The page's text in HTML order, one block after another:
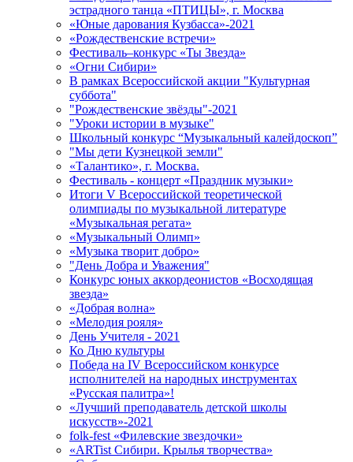
эстрадного танца «ПТИЦЫ», г. Москва
«Юные дарования Кузбасса»-2021
«Рождественские встречи»
Фестиваль–конкурс «Ты Звезда»
«Огни Сибири»
В рамках Всероссийской акции "Культурная
суббота"
"Рождественские звёзды"-2021
"Уроки истории в музыке"
Школьный конкурс “Музыкальный калейдоскоп”
"Мы дети Кузнецкой земли"
«Талантико», г. Москва.
Фестиваль - концерт «Праздник музыки»
Итоги V Всероссийской теоретической
олимпиады по музыкальной литературе
«Музыкальная регата»
«Музыкальный Олимп»
«Музыка творит добро»
"День Добра и Уважения"
Конкурс юных аккордеонистов «Восходящая
звезда»
«Добрая волна»
«Мелодия рояля»
День Учителя - 2021
Ко Дню культуры
Победа на IV Всероссийском конкурсе
исполнителей на народных инструментах
«Русская палитра»!
«Лучший преподаватель детской школы
искусств»-2021
folk-fest «Филевские звездочки»
«ARTist Сибири. Крылья творчества»